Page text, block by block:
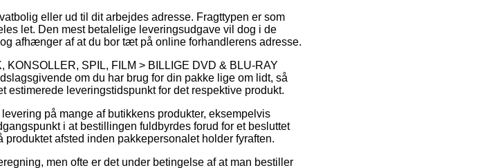
eller ud til dit arbejdes adresse. Fragttypen er som
let. Den mest betalelige leveringsudgave vil dog i de
afhænger af at du bor tæt på online forhandlerens adresse.
SPIL, FILM > BILLIGE DVD & BLU-RAY
om du har brug for din pakke lige om lidt, så
estimerede leveringstidspunkt for det respektive produkt.
på mange af butikkens produkter, eksempelvis
i at bestillingen fuldbyrdes forud for et besluttet
afsted inden pakkepersonalet holder fyraften.
men ofte er det under betingelse af at man bestiller